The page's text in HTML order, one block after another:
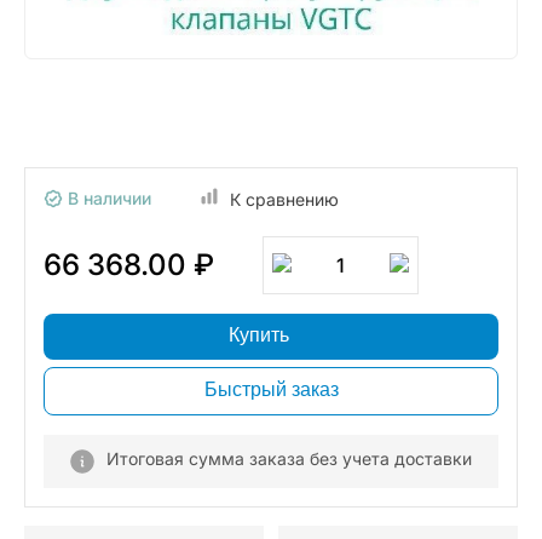
В наличии К сравнению
66 368.00 ₽ 1
Купить
Быстрый заказ
Итоговая сумма заказа без учета доставки